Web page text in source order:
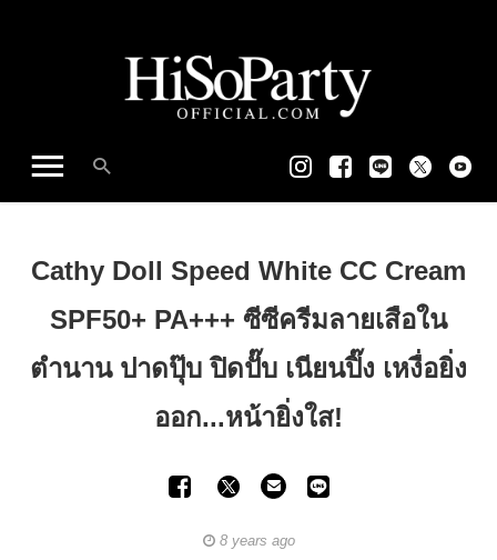
Cathy Doll Speed White CC Cream
SPF50+ PA+++ ซีซีครีมลายเสือใน
ตำนาน ปาดปุ๊บ ปิดปั๊บ เนียนปิ๊ง เหงื่อยิ่ง
ออก...หน้ายิ่งใส!
8 years ago